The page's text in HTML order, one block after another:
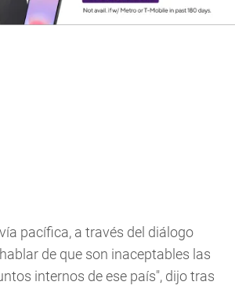
pacífica, a través del diálogo
de que son inaceptables las
internos de ese país", dijo tras